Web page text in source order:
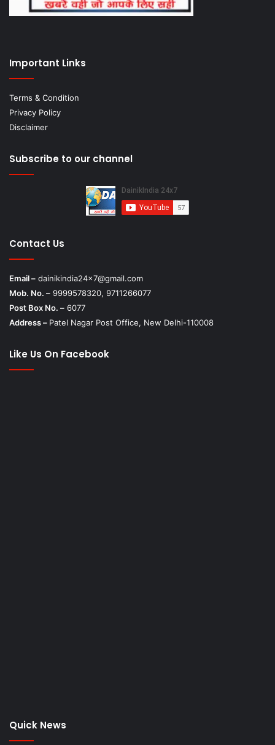
Important Links
Terms & Condition
Privacy Policy
Disclaimer
Subscribe to our channel
Contact Us
Email – dainikindia24x7@gmail.com
Mob. No. – 9999578320, 9711266077
Post Box No. – 6077
Address – Patel Nagar Post Office, New Delhi-110008
Like Us On Facebook
Quick News